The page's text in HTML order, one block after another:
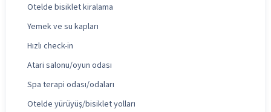
Otelde bisiklet kiralama
Yemek ve su kapları
Hızlı check-in
Atari salonu/oyun odası
Spa terapi odası/odaları
Otelde yürüyüş/bisiklet yolları